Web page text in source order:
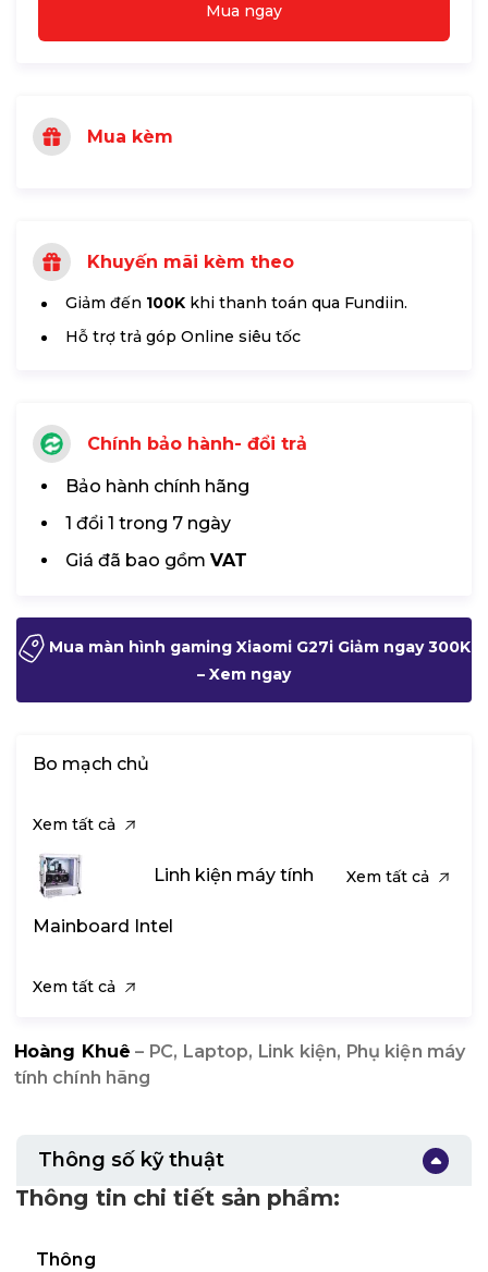
Mua ngay
Mua kèm
Khuyến mãi kèm theo
Giảm đến 100K khi thanh toán qua Fundiin.
Hỗ trợ trả góp Online siêu tốc
Chính bảo hành- đổi trả
Bảo hành chính hãng
1 đổi 1 trong 7 ngày
Giá đã bao gồm VAT
Mua màn hình gaming Xiaomi G27i Giảm ngay 300K
– Xem ngay
Bo mạch chủ
Xem tất cả
Linh kiện máy tính Xem tất cả
Mainboard Intel
Xem tất cả
Hoàng Khuê – PC, Laptop, Link kiện, Phụ kiện máy
tính chính hãng
Thông số kỹ thuật
Thông tin chi tiết sản phẩm:
Thông